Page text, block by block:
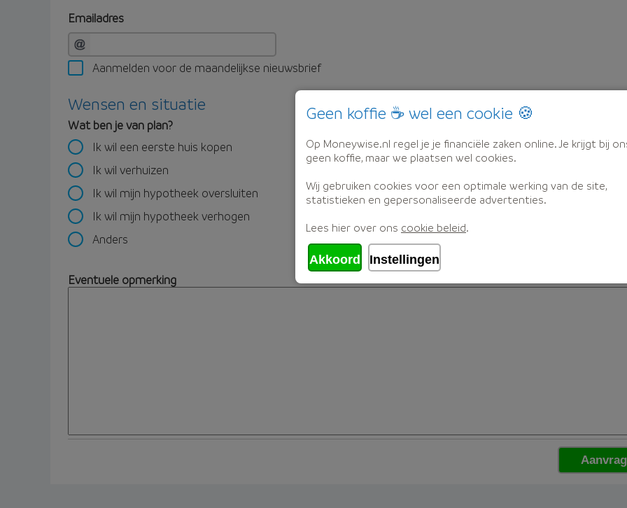
Emailadres
Aanmelden voor de maandelijkse nieuwsbrief
Wensen en situatie
Wat ben je van plan?
Ik wil een eerste huis kopen
Ik wil verhuizen
Ik wil mijn hypotheek oversluiten
Ik wil mijn hypotheek verhogen
Anders
Eventuele opmerking
Geen koffie ☕ wel een cookie 🍪
Op Moneywise.nl regel je je financiële zaken online. Je krijgt bij
geen koffie, maar we plaatsen wel cookies.
Wij gebruiken cookies voor een optimale werking van de site,
statistieken en gepersonaliseerde advertenties.
Lees hier over ons cookie beleid.
Akkoord Instellingen